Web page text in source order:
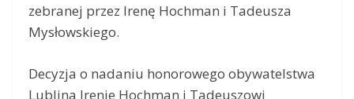
zebranej przez Irenę Hochman i Tadeusza
Mysłowskiego.
Decyzja o nadaniu honorowego obywatelstwa
Lublina Irenie Hochman i Tadeuszowi